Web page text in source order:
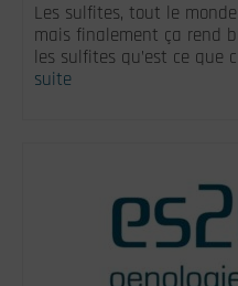
Les sulfites, tout le
mais finalement ça rend
les sulfites qu’est ce que
suite